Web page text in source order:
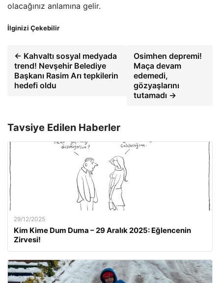
olacağınız anlamına gelir.
İlginizi Çekebilir
← Kahvaltı sosyal medyada
trend! Nevşehir Belediye
Başkanı Rasim Arı tepkilerin
hedefi oldu
Osimhen depremi!
Maça devam
edemedi,
gözyaşlarını
tutamadı →
Tavsiye Edilen Haberler
29/12/2025
Kim Kime Dum Duma – 29 Aralık 2025: Eğlencenin
Zirvesi!